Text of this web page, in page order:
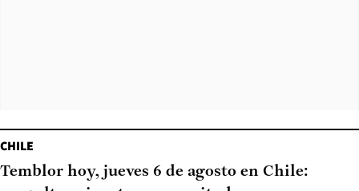
CHILE
Temblor hoy, jueves 6 de agosto en Chile: